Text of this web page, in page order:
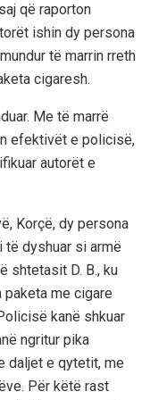
që raporton
ishin dy persona
të marrin rreth
cigaresh.
Me të marrë
efektivët e policisë,
autorët e
Korçë, dy persona
të dyshuar si armë
shtetasit D. B., ku
paketa me cigare
kanë shkuar
ngritur pika
daljet e qytetit, me
Për këtë rast